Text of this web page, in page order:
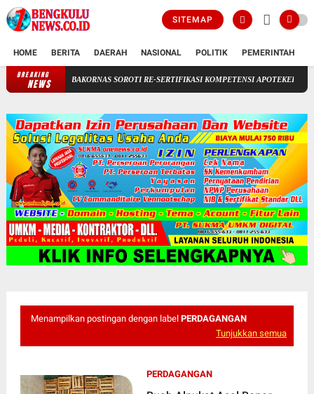
SITEMAP
HOME BERITA DAERAH NASIONAL POLITIK PEMERINTAH
BREAKING
NEWS
LSM BAKORNAS SOROTI RE-SERTIFIKASI KOMPETENSI APOTEKER YANG DI
Menampilkan postingan dengan label PERDAGANGAN
Tunjukkan semua
PERDAGANGAN